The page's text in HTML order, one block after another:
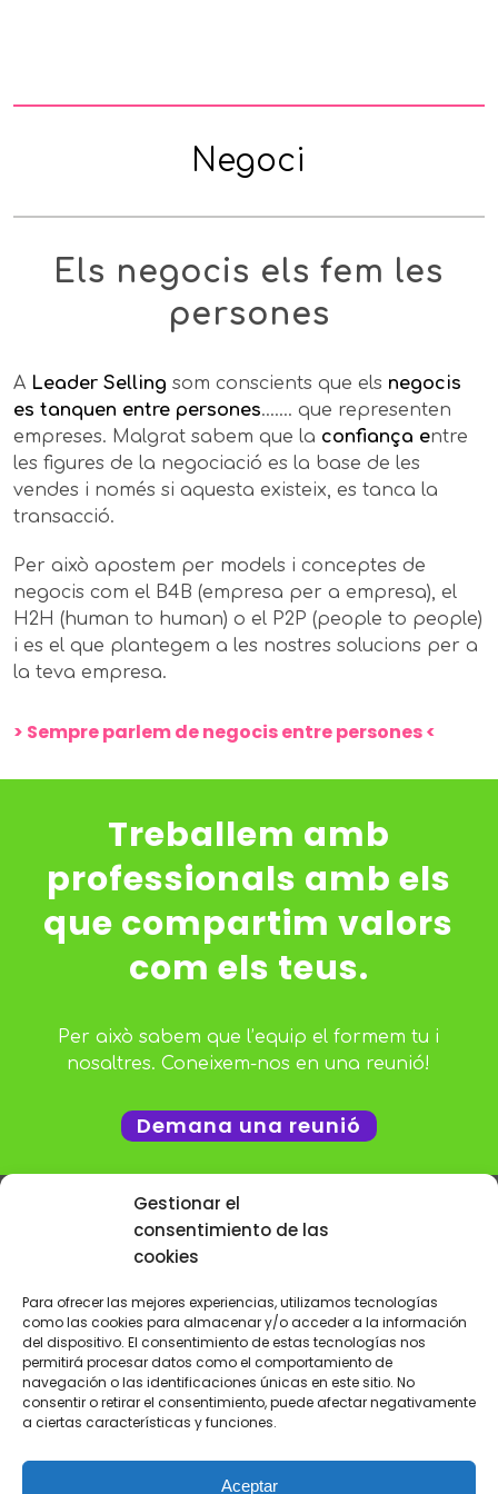
Gestionar el
consentimiento de las
cookies
Para ofrecer las mejores experiencias, utilizamos tecnologías
como las cookies para almacenar y/o acceder a la información
del dispositivo. El consentimiento de estas tecnologías nos
permitirá procesar datos como el comportamiento de
navegación o las identificaciones únicas en este sitio. No
consentir o retirar el consentimiento, puede afectar negativamente
a ciertas características y funciones.
Aceptar
Negoci
Els negocis els fem les
persones
A Leader Selling som conscients que els negocis
es tanquen entre persones….… que representen
empreses. Malgrat sabem que la confiança entre
les figures de la negociació es la base de les
vendes i només si aquesta existeix, es tanca la
transacció.
Per això apostem per models i conceptes de
negocis com el B4B (empresa per a empresa), el
H2H (human to human) o el P2P (people to people)
i es el que plantegem a les nostres solucions per a
la teva empresa.
> Sempre parlem de negocis entre persones <
Treballem amb
professionals amb els
que compartim valors
com els teus.
Per això sabem que l’equip el formem tu i
nosaltres. Coneixem-nos en una reunió!
Demana una reunió
LIDERA EL CANVI!
Et donem l'estratégia que necessites per a la
digitalització de les teves vendes a través del Digital
Selling